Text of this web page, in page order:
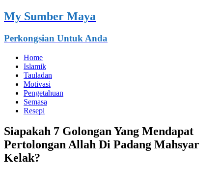
My Sumber Maya
Perkongsian Untuk Anda
Home
Islamik
Tauladan
Motivasi
Pengetahuan
Semasa
Resepi
Siapakah 7 Golongan Yang Mendapat
Pertolongan Allah Di Padang Mahsyar
Kelak?